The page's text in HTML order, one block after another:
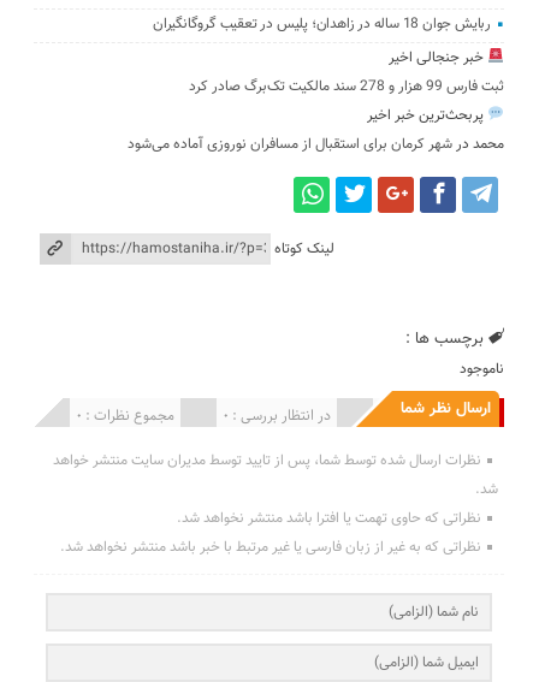
ربایش جوان 18 ساله در زاهدان؛ پلیس در تعقیب گروگانگیران
خبر جنجالی اخیر
ثبت فارس 99 هزار و 278 سند مالکیت تک‌برگ صادر کرد
پربحث‌ترین خبر اخیر
محمد درشهر کرمان برای استقبال از مسافران نوروزی آماده می‌شود
لینک کوتاه
برچسب ها :
ناموجود
ارسال نظر شما مجموع نظرات : 0 در انتظار بررسی : 0 انتشار یافته : 0
نظرات ارسال شده توسط شما، پس از تایید توسط مدیران سایت منتشر خواهد
شد.
نظراتی که حاوی تهمت یا افترا باشد منتشر نخواهد شد.
نظراتی که به غیر از زبان فارسی یا غیر مرتبط با خبر باشد منتشر نخواهد شد.